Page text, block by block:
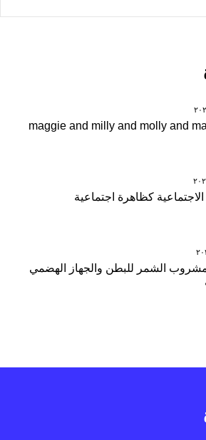
كظاهرة اجتماعية
مشروب الشمر للبطن والجهاز الهضمي